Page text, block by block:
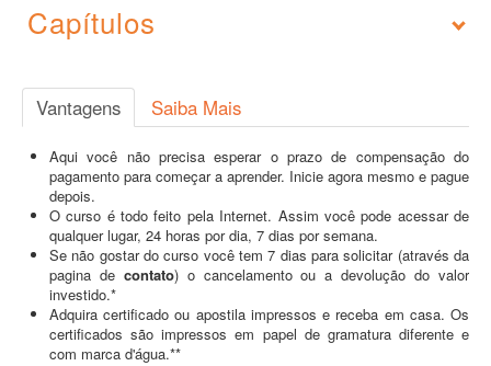
Capítulos
Vantagens Saiba Mais
Aqui você não precisa esperar o prazo de compensação do
pagamento para começar a aprender. Inicie agora mesmo e pague
depois.
O curso é todo feito pela Internet. Assim você pode acessar de
qualquer lugar, 24 horas por dia, 7 dias por semana.
Se não gostar do curso você tem 7 dias para solicitar (através da
pagina de contato) o cancelamento ou a devolução do valor
investido.*
Adquira certificado ou apostila impressos e receba em casa. Os
certificados são impressos em papel de gramatura diferente e
com marca d'água.**